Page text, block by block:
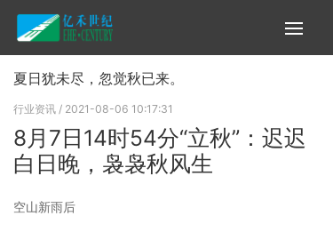
夏日犹未尽，忽觉秋已来。
行业资讯 / 2021-08-06 10:17:31
8月7日14时54分“立秋”：迟迟
白日晚，袅袅秋风生
空山新雨后